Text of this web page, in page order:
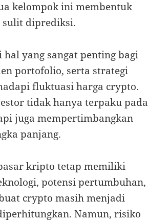
kelompok ini membentuk
diprediksi.
yang sangat penting bagi
portofolio, serta strategi
fluktuasi harga crypto.
tidak hanya terpaku pada
juga mempertimbangkan
panjang.
kripto tetap memiliki
potensi pertumbuhan,
crypto masih menjadi
Namun, risiko